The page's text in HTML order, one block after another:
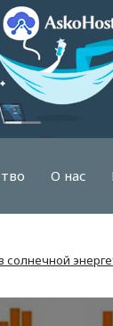
О нас
солнечной